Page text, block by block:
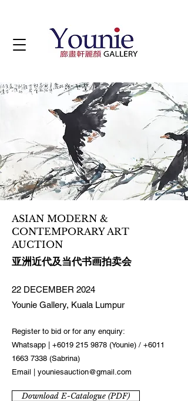
ASIAN MODERN &
CONTEMPORARY ART
AUCTION
亚洲近代及当代书画拍卖会
22 DECEMBER 2024
Younie Gallery, Kuala Lumpur
Register to bid or for any enquiry:
Whatsapp | +6019 215 9878 (Younie) / +6011
1663 7338 (Sabrina)
Email | youniesauction@gmail.com
Download E-Catalogue (PDF)